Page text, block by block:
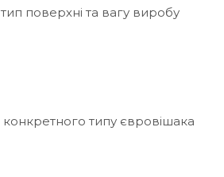
поверхні та вагу виробу
типу євровішака